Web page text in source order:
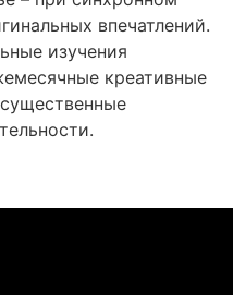
впечатлений.
изучения
креативные